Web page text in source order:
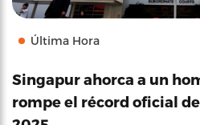
Última Hora
Singapur ahorca a un
rompe el récord oficial